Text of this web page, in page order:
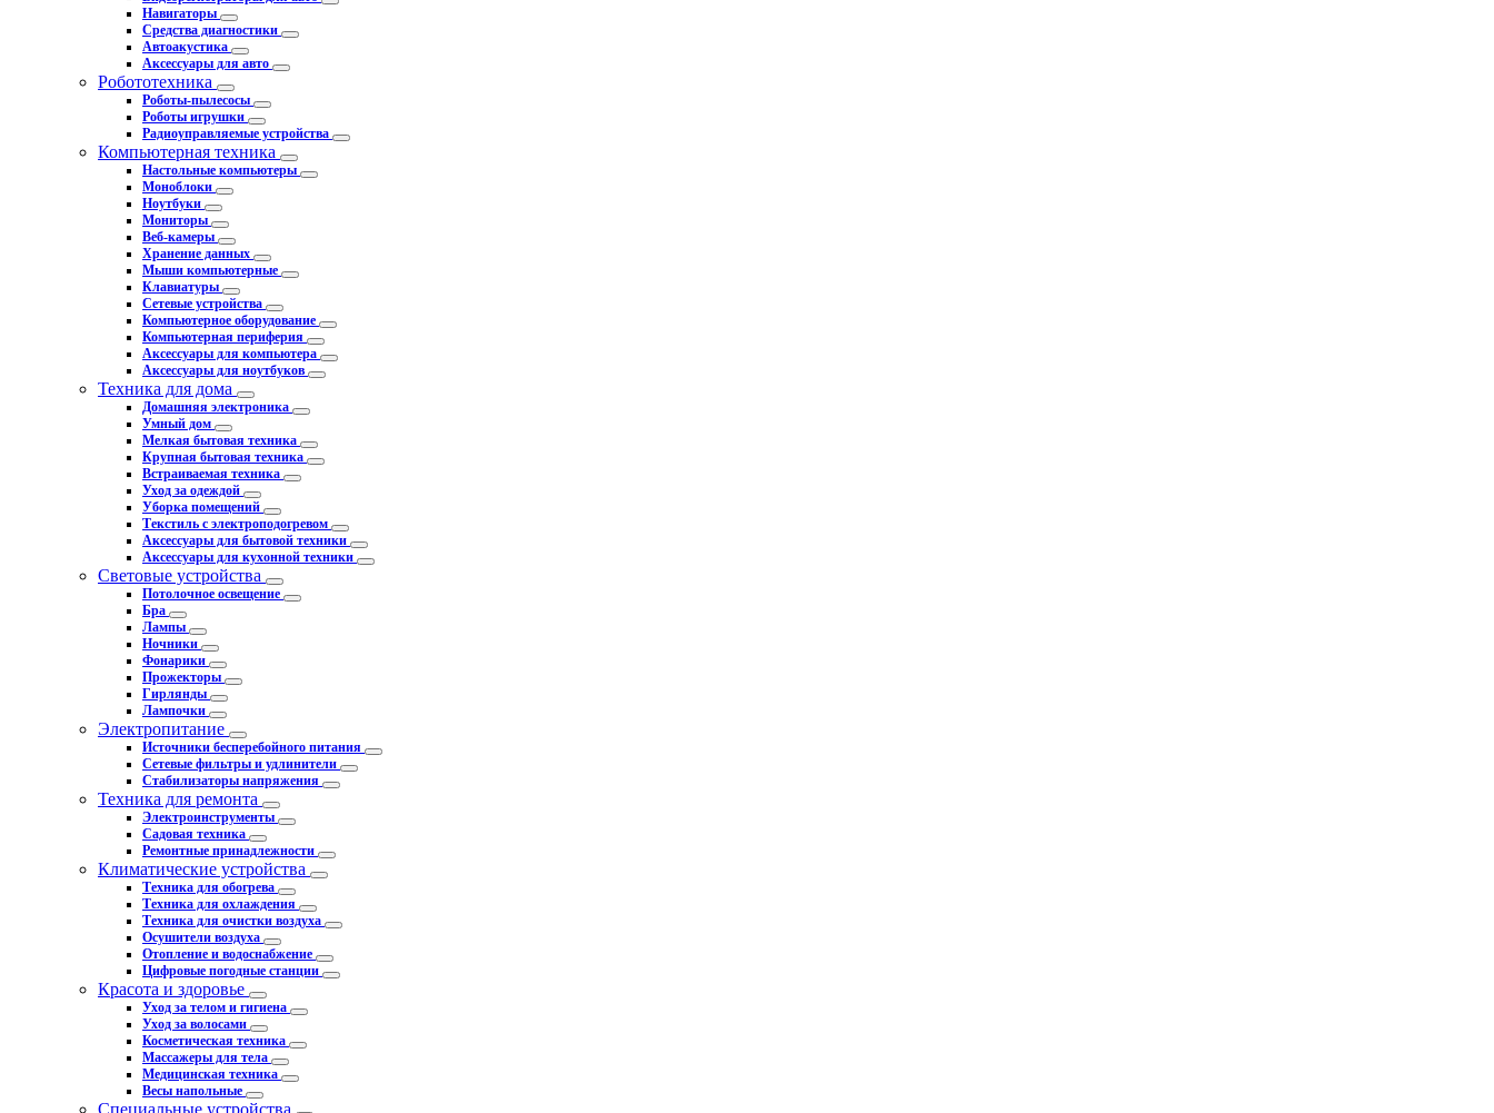
Навигаторы
Средства диагностики
Автоакустика
Аксессуары для авто
Робототехника
Роботы-пылесосы
Роботы игрушки
Радиоуправляемые устройства
Компьютерная техника
Настольные компьютеры
Моноблоки
Ноутбуки
Мониторы
Веб-камеры
Хранение данных
Мыши компьютерные
Клавиатуры
Сетевые устройства
Компьютерное оборудование
Компьютерная периферия
Аксессуары для компьютера
Аксессуары для ноутбуков
Техника для дома
Домашняя электроника
Умный дом
Мелкая бытовая техника
Крупная бытовая техника
Встраиваемая техника
Уход за одеждой
Уборка помещений
Текстиль с электроподогревом
Аксессуары для бытовой техники
Аксессуары для кухонной техники
Световые устройства
Потолочное освещение
Бра
Лампы
Ночники
Фонарики
Прожекторы
Гирлянды
Лампочки
Электропитание
Источники бесперебойного питания
Сетевые фильтры и удлинители
Стабилизаторы напряжения
Техника для ремонта
Электроинструменты
Садовая техника
Ремонтные принадлежности
Климатические устройства
Техника для обогрева
Техника для охлаждения
Техника для очистки воздуха
Осушители воздуха
Отопление и водоснабжение
Цифровые погодные станции
Красота и здоровье
Уход за телом и гигиена
Уход за волосами
Косметическая техника
Массажеры для тела
Медицинская техника
Весы напольные